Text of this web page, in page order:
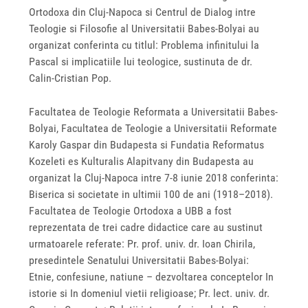
Ortodoxa din Cluj-Napoca si Centrul de Dialog intre
Teologie si Filosofie al Universitatii Babes-Bolyai au
organizat conferinta cu titlul: Problema infinitului la
Pascal si implicatiile lui teologice, sustinuta de dr.
Calin-Cristian Pop.
Facultatea de Teologie Reformata a Universitatii Babes-
Bolyai, Facultatea de Teologie a Universitatii Reformate
Karoly Gaspar din Budapesta si Fundatia Reformatus
Kozeleti es Kulturalis Alapitvany din Budapesta au
organizat la Cluj-Napoca intre 7-8 iunie 2018 conferinta:
Biserica si societate in ultimii 100 de ani (1918–2018).
Facultatea de Teologie Ortodoxa a UBB a fost
reprezentata de trei cadre didactice care au sustinut
urmatoarele referate: Pr. prof. univ. dr. Ioan Chirila,
presedintele Senatului Universitatii Babes-Bolyai:
Etnie, confesiune, natiune – dezvoltarea conceptelor In
istorie si In domeniul vietii religioase; Pr. lect. univ. dr.